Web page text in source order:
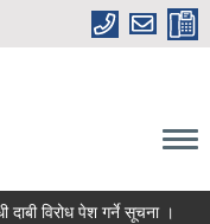
विरोध पेश गर्ने सूचना ।